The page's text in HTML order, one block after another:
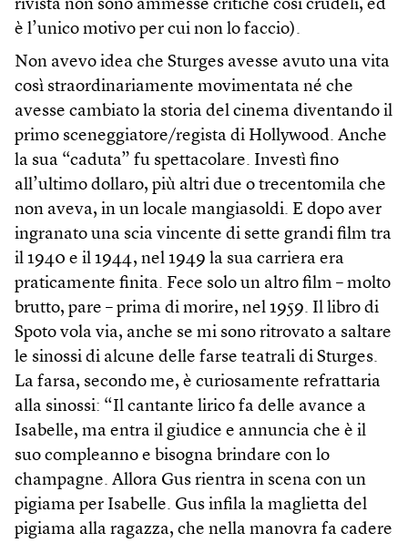
rivista non sono ammesse critiche così crudeli, ed
è l’unico motivo per cui non lo faccio).
Non avevo idea che Sturges avesse avuto una vita
così straordinariamente movimentata né che
avesse cambiato la storia del cinema diventando il
primo sceneggiatore/regista di Hollywood. Anche
la sua “caduta” fu spettacolare. Investì fino
all’ultimo dollaro, più altri due o trecentomila che
non aveva, in un locale mangiasoldi. E dopo aver
ingranato una scia vincente di sette grandi film tra
il 1940 e il 1944, nel 1949 la sua carriera era
praticamente finita. Fece solo un altro film – molto
brutto, pare – prima di morire, nel 1959. Il libro di
Spoto vola via, anche se mi sono ritrovato a saltare
le sinossi di alcune delle farse teatrali di Sturges.
La farsa, secondo me, è curiosamente refrattaria
alla sinossi: “Il cantante lirico fa delle avance a
Isabelle, ma entra il giudice e annuncia che è il
suo compleanno e bisogna brindare con lo
champagne. Allora Gus rientra in scena con un
pigiama per Isabelle. Gus infila la maglietta del
pigiama alla ragazza, che nella manovra fa cadere